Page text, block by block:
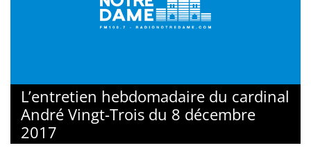
L’entretien hebdomadaire du cardinal
André Vingt-Trois du 8 décembre
2017